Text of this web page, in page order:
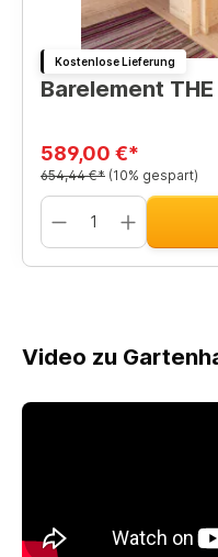
Kostenlose Lieferung
Barelement THE
589,00 €*
654,44 €* (10% gespart)
Video zu